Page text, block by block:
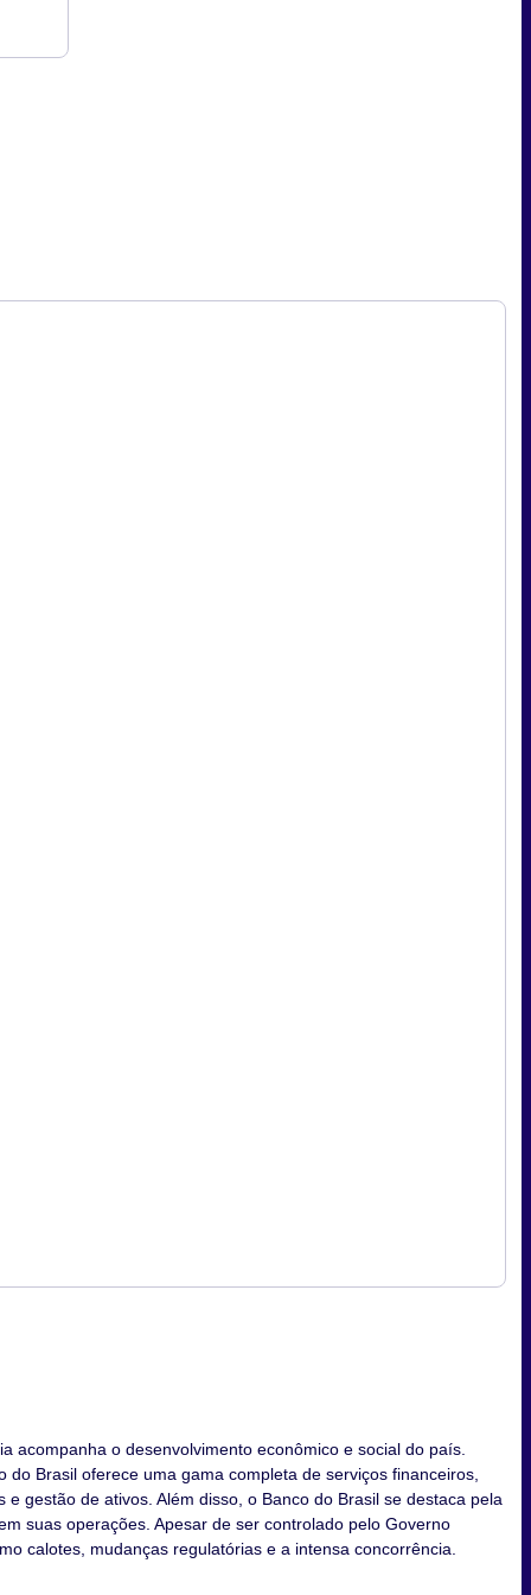
acompanha o desenvolvimento econômico e social do país.
Brasil oferece uma gama completa de serviços financeiros,
gestão de ativos. Além disso, o Banco do Brasil se destaca pela
suas operações. Apesar de ser controlado pelo Governo
calotes, mudanças regulatórias e a intensa concorrência.